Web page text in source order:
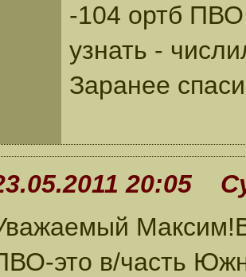
-104 ортб
узнать -
Заранее
20:05
это в/часть